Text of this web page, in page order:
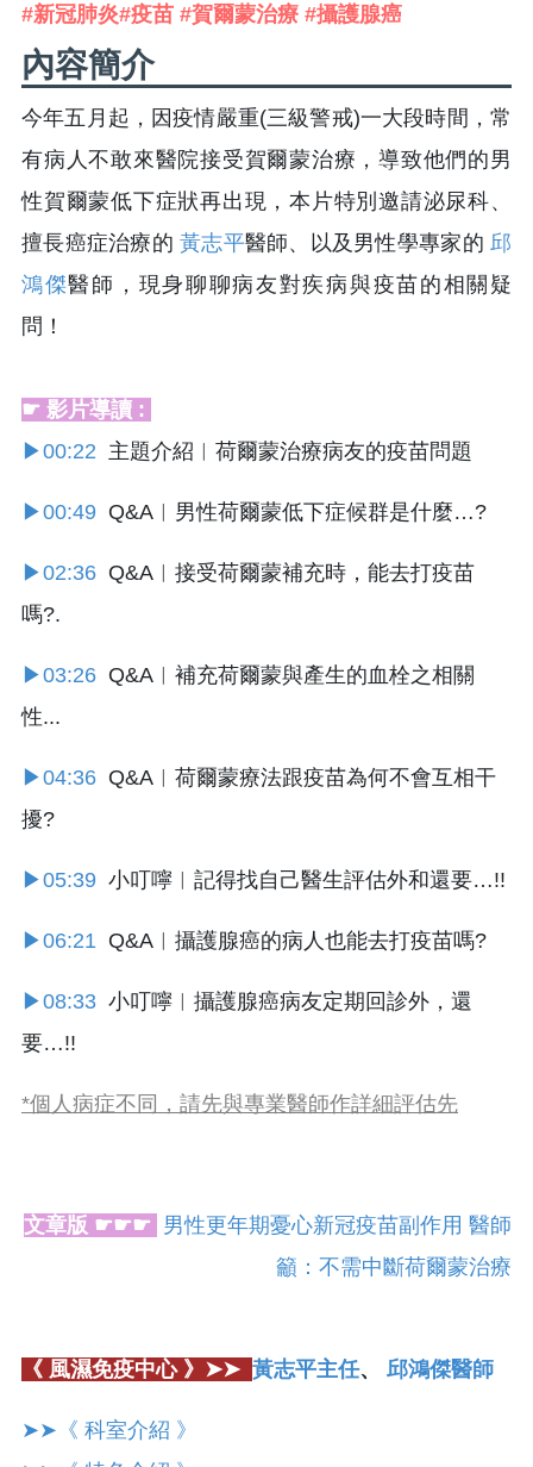
#新冠肺炎#疫苗 #賀爾蒙治療 #攝護腺癌
內容簡介
今年五月起，因疫情嚴重(三級警戒)一大段時間，常
有病人不敢來醫院接受賀爾蒙治療，導致他們的男
性賀爾蒙低下症狀再出現，本片特別邀請泌尿科、
擅長癌症治療的黃志平醫師、以及男性學專家的邱
鴻傑醫師，現身聊聊病友對疾病與疫苗的相關疑
問！
☛ 影片導讀 :
▶00:22 主題介紹︱荷爾蒙治療病友的疫苗問題
▶00:49 Q&A︱男性荷爾蒙低下症候群是什麼…?
▶02:36 Q&A︱接受荷爾蒙補充時，能去打疫苗
嗎?.
▶03:26 Q&A︱補充荷爾蒙與產生的血栓之相關
性...
▶04:36 Q&A︱荷爾蒙療法跟疫苗為何不會互相干
擾?
▶05:39 小叮嚀︱記得找自己醫生評估外和還要…!!
▶06:21 Q&A︱攝護腺癌的病人也能去打疫苗嗎?
▶08:33 小叮嚀︱攝護腺癌病友定期回診外，還
要…!!
*個人病症不同，請先與專業醫師作詳細評估先
文章版 ☛☛☛ 男性更年期憂心新冠疫苗副作用 醫師
籲：不需中斷荷爾蒙治療
《 風濕免疫中心 》➤➤ 黃志平主任、 邱鴻傑醫師
➤➤《 科室介紹 》